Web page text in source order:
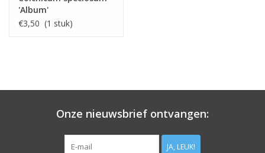
'Album'
€3,50 (1 stuk)
Onze nieuwsbrief ontvangen:
JA, LEUK!